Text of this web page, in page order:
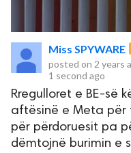
Miss SPYWARE
posted on 2 years
1 second ago
Rregulloret e BE-së
aftësinë e Meta për
për përdoruesit pa
dëmtojnë burimin e